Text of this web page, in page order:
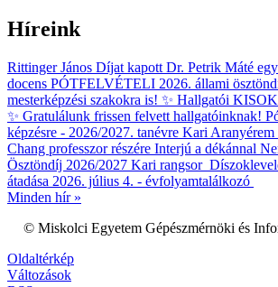
Híreink
Rittinger János Díjat kapott Dr. Petrik Máté
docens PÓTFELVÉTELI 2026. állami
mesterképzési szakokra is! ✨ Hallgatói
✨ Gratulálunk frissen felvett hallgatóinknak!
képzésre - 2026/2027. tanévre Kari Aranyérem
Chang professzor részére Interjú a dékánnal
Ösztöndíj 2026/2027 Kari rangsor
átadása 2026. július 4. - évfolyamtalálkozó
Minden hír »
© Miskolci Egyetem Gépészmérnöki és
Oldaltérkép
Változások